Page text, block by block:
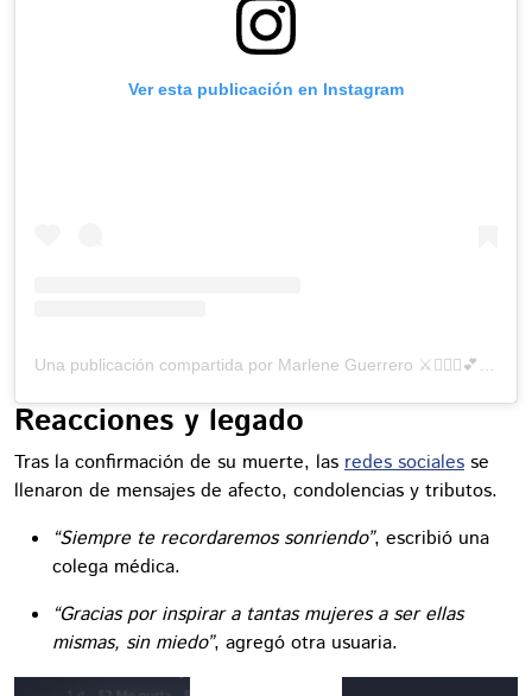
Ver esta publicación en Instagram
Reacciones y legado
Tras la confirmación de su muerte, las redes sociales se
llenaron de mensajes de afecto, condolencias y tributos.
“Siempre te recordaremos sonriendo”, escribió una
colega médica.
“Gracias por inspirar a tantas mujeres a ser ellas
mismas, sin miedo”, agregó otra usuaria.